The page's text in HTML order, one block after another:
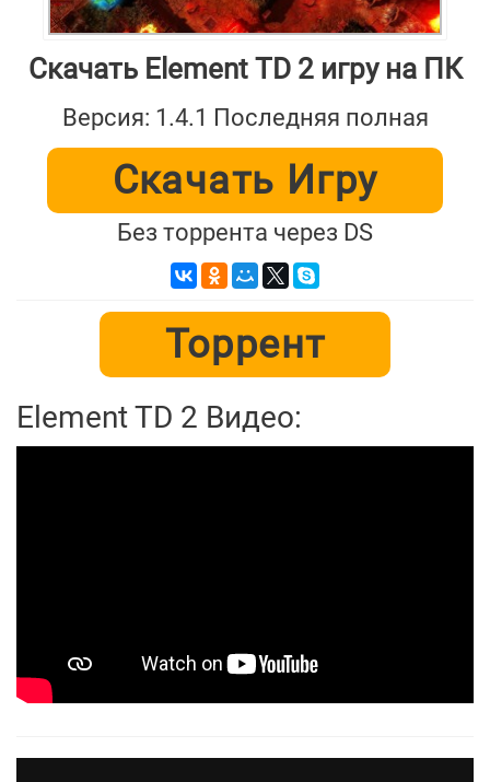
Скачать Element TD 2 игру на ПК
Версия: 1.4.1 Последняя полная
Скачать Игру
Без торрента через DS
Торрент
Element TD 2 Видео: